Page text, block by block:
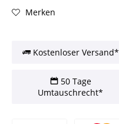
Merken
Kostenloser Versand*
50 Tage
Umtauschrecht*